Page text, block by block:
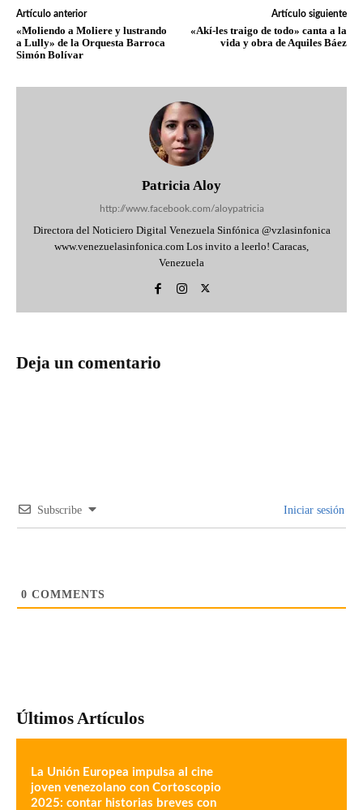
Artículo anterior
«Moliendo a Moliere y lustrando
a Lully» de la Orquesta Barroca
Simón Bolívar
Artículo siguiente
«Akí-les traigo de todo» canta a la
vida y obra de Aquiles Báez
Patricia Aloy
http://www.facebook.com/aloypatricia
Directora del Noticiero Digital Venezuela Sinfónica @vzlasinfonica
www.venezuelasinfonica.com Los invito a leerlo! Caracas,
Venezuela
Deja un comentario
Subscribe Iniciar sesión
0 COMMENTS
Últimos Artículos
La Unión Europea impulsa al cine
joven venezolano con Cortoscopio
2025: contar historias breves con